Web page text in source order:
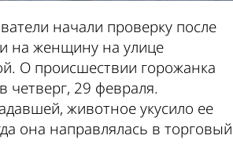
начали проверку после
на женщину на улице
О происшествии горожанка
в четверг, 29 февраля.
животное укусило ее
она направлялась в торговый